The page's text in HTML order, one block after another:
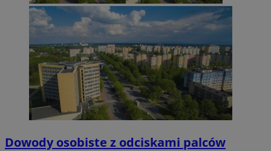
Dowody osobiste z odciskami palców